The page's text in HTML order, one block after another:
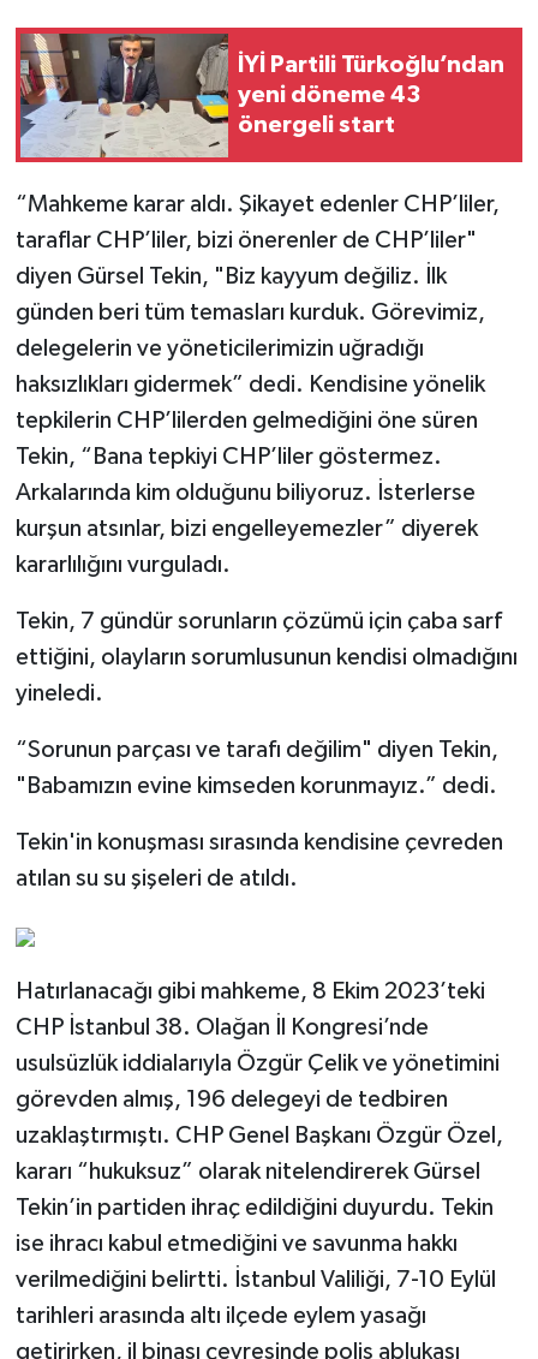
İYİ Partili Türkoğlu’ndan
yeni döneme 43
önergeli start
“Mahkeme karar aldı. Şikayet edenler CHP’liler,
taraflar CHP’liler, bizi önerenler de CHP’liler"
diyen Gürsel Tekin, "Biz kayyum değiliz. İlk
günden beri tüm temasları kurduk. Görevimiz,
delegelerin ve yöneticilerimizin uğradığı
haksızlıkları gidermek” dedi. Kendisine yönelik
tepkilerin CHP’lilerden gelmediğini öne süren
Tekin, “Bana tepkiyi CHP’liler göstermez.
Arkalarında kim olduğunu biliyoruz. İsterlerse
kurşun atsınlar, bizi engelleyemezler” diyerek
kararlılığını vurguladı.
Tekin, 7 gündür sorunların çözümü için çaba sarf
ettiğini, olayların sorumlusunun kendisi olmadığını
yineledi.
“Sorunun parçası ve tarafı değilim" diyen Tekin,
"Babamızın evine kimseden korunmayız.” dedi.
Tekin'in konuşması sırasında kendisine çevreden
atılan su su şişeleri de atıldı.
Hatırlanacağı gibi mahkeme, 8 Ekim 2023’teki
CHP İstanbul 38. Olağan İl Kongresi’nde
usulsüzlük iddialarıyla Özgür Çelik ve yönetimini
görevden almış, 196 delegeyi de tedbiren
uzaklaştırmıştı. CHP Genel Başkanı Özgür Özel,
kararı “hukuksuz” olarak nitelendirerek Gürsel
Tekin’in partiden ihraç edildiğini duyurdu. Tekin
ise ihracı kabul etmediğini ve savunma hakkı
verilmediğini belirtti. İstanbul Valiliği, 7-10 Eylül
tarihleri arasında altı ilçede eylem yasağı
getirirken, il binası çevresinde polis ablukası